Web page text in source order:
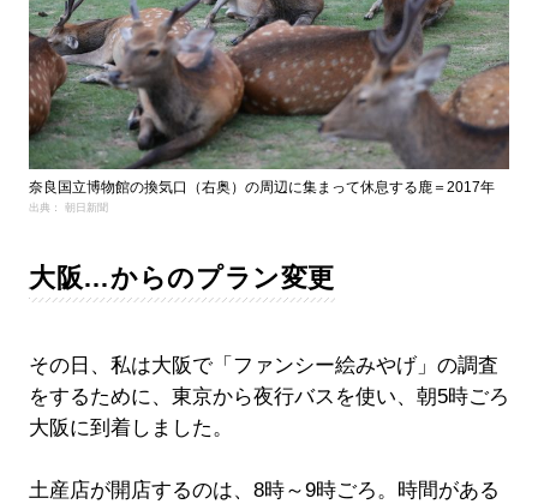
奈良国立博物館の換気口（右奥）の周辺に集まって休息する鹿＝2017年
出典： 朝日新聞
大阪…からのプラン変更
その日、私は大阪で「ファンシー絵みやげ」の調査
をするために、東京から夜行バスを使い、朝5時ごろ
大阪に到着しました。
土産店が開店するのは、8時～9時ごろ。時間がある